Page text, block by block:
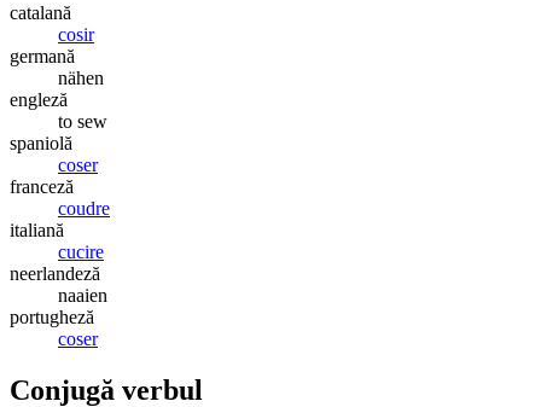
catalană
cosir
germană
nähen
engleză
to sew
spaniolă
coser
franceză
coudre
italiană
cucire
neerlandeză
naaien
portugheză
coser
Conjugă verbul